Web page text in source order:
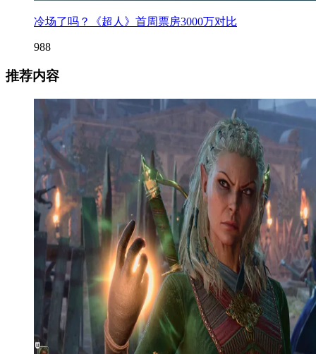
冷场了吗？《超人》首周票房3000万对比
988
推荐内容